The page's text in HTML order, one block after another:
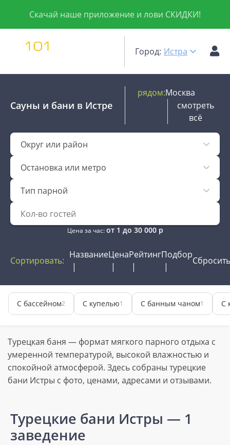
Скачай наше приложение и лови СКИДКИ!
Город: Истра
Сауны и бани в Истре
рядом:Москва
смотреть
всё
Округ или район
Остановка или метро
Тип парной
Цена за час:от 1 до 30 000р
Сортировать:
НазваниеЦенаРейтингПодбор
Сбросить
С бассейном2 С купелью1 С банным чаном1 С
Турецкая баня — формат мягкого парного отдыха с
умеренной температурой, высокой влажностью и
спокойной атмосферой. Здесь собраны турецкие
бани Истры с фото, ценами, адресами и отзывами.
Турецкие бани Истры — 1
заведение